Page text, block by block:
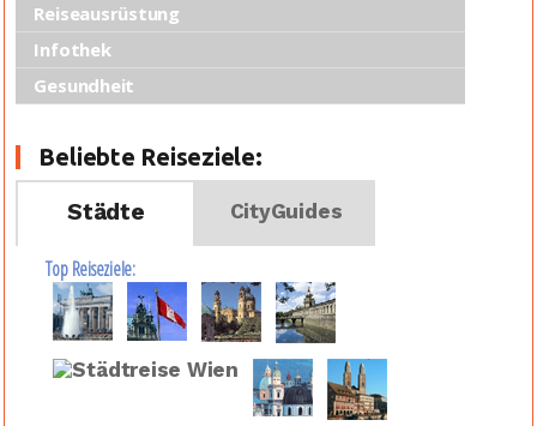
Reiseausrüstung
Infothek
Gesundheit
Beliebte Reiseziele:
Städte
CityGuides
Top Reiseziele: